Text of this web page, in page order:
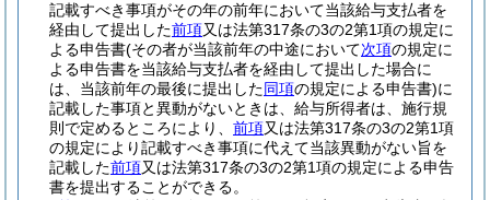
記載すべき事項がその年の前年において当該給与支払者を
経由して提出した前項又は法第317条の3の2第1項の規定に
よる申告書(その者が当該前年の中途において次項の規定に
よる申告書を当該給与支払者を経由して提出した場合に
は、当該前年の最後に提出した同項の規定による申告書)に
記載した事項と異動がないときは、給与所得者は、施行規
則で定めるところにより、 前項又は法第317条の3の2第1項
の規定により記載すべき事項に代えて当該異動がない旨を
記載した前項又は法第317条の3の2第1項の規定による申告
書を提出することができる。